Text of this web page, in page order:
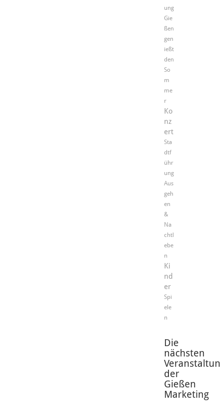
ung
Gie
ßen
gen
ießt
den
So
m
me
r
Ko
nz
ert
Sta
dtf
ühr
ung
Aus
geh
en
&
Na
chtl
ebe
n
Ki
nd
er
Spi
ele
n
Die
nächsten
der
Gießen
Marketing